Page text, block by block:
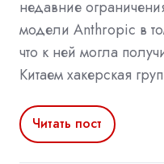
недавние
модели Anthropic в
что к ней могла
Китаем хакерская
Читать пост